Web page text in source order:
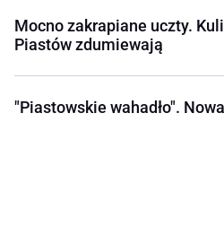
Mocno zakrapiane uczty.
Piastów zdumiewają
"Piastowskie wahadło".